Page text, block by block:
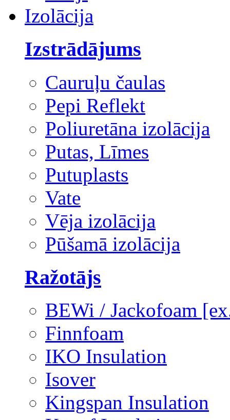
Izolācija
Izstrādājums
Cauruļu čaulas
Pepi Reflekt
Poliuretāna izolācija
Putas, Līmes
Putuplasts
Vate
Vēja izolācija
Pūšamā izolācija
Ražotājs
BEWi / Jackofoam
Finnfoam
IKO Insulation
Isover
Kingspan Insulation